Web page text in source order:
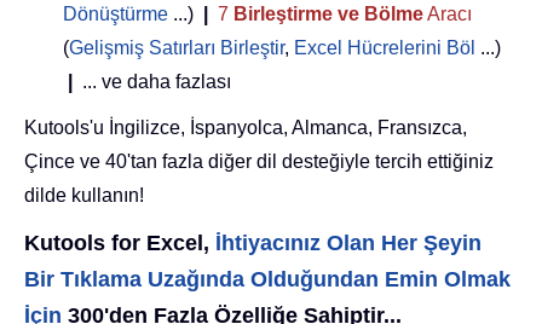
Dönüştürme ...) 7 Birleştirme ve BölmeAracı
(Gelişmiş Satırları Birleştir, Excel Hücrelerini Böl ...)
... ve daha fazlası
Kutools'u İngilizce, İspanyolca, Almanca, Fransızca,
Çince ve 40'tan fazla diğer dil desteğiyle tercih ettiğiniz
dilde kullanın!
Kutools for Excel, İhtiyacınız Olan Her Şeyin
Bir Tıklama Uzağında Olduğundan Emin Olmak
İçin 300'den Fazla Özelliğe Sahiptir...